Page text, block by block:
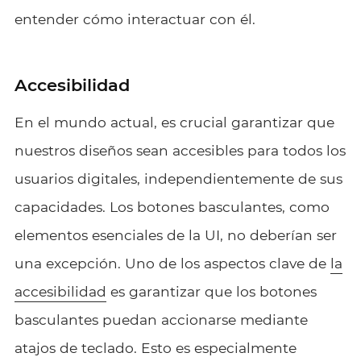
entender cómo interactuar con él.
Accesibilidad
En el mundo actual, es crucial garantizar que
nuestros diseños sean accesibles para todos los
usuarios digitales, independientemente de sus
capacidades. Los botones basculantes, como
elementos esenciales de la UI, no deberían ser
una excepción. Uno de los aspectos clave de la
accesibilidad es garantizar que los botones
basculantes puedan accionarse mediante
atajos de teclado. Esto es especialmente